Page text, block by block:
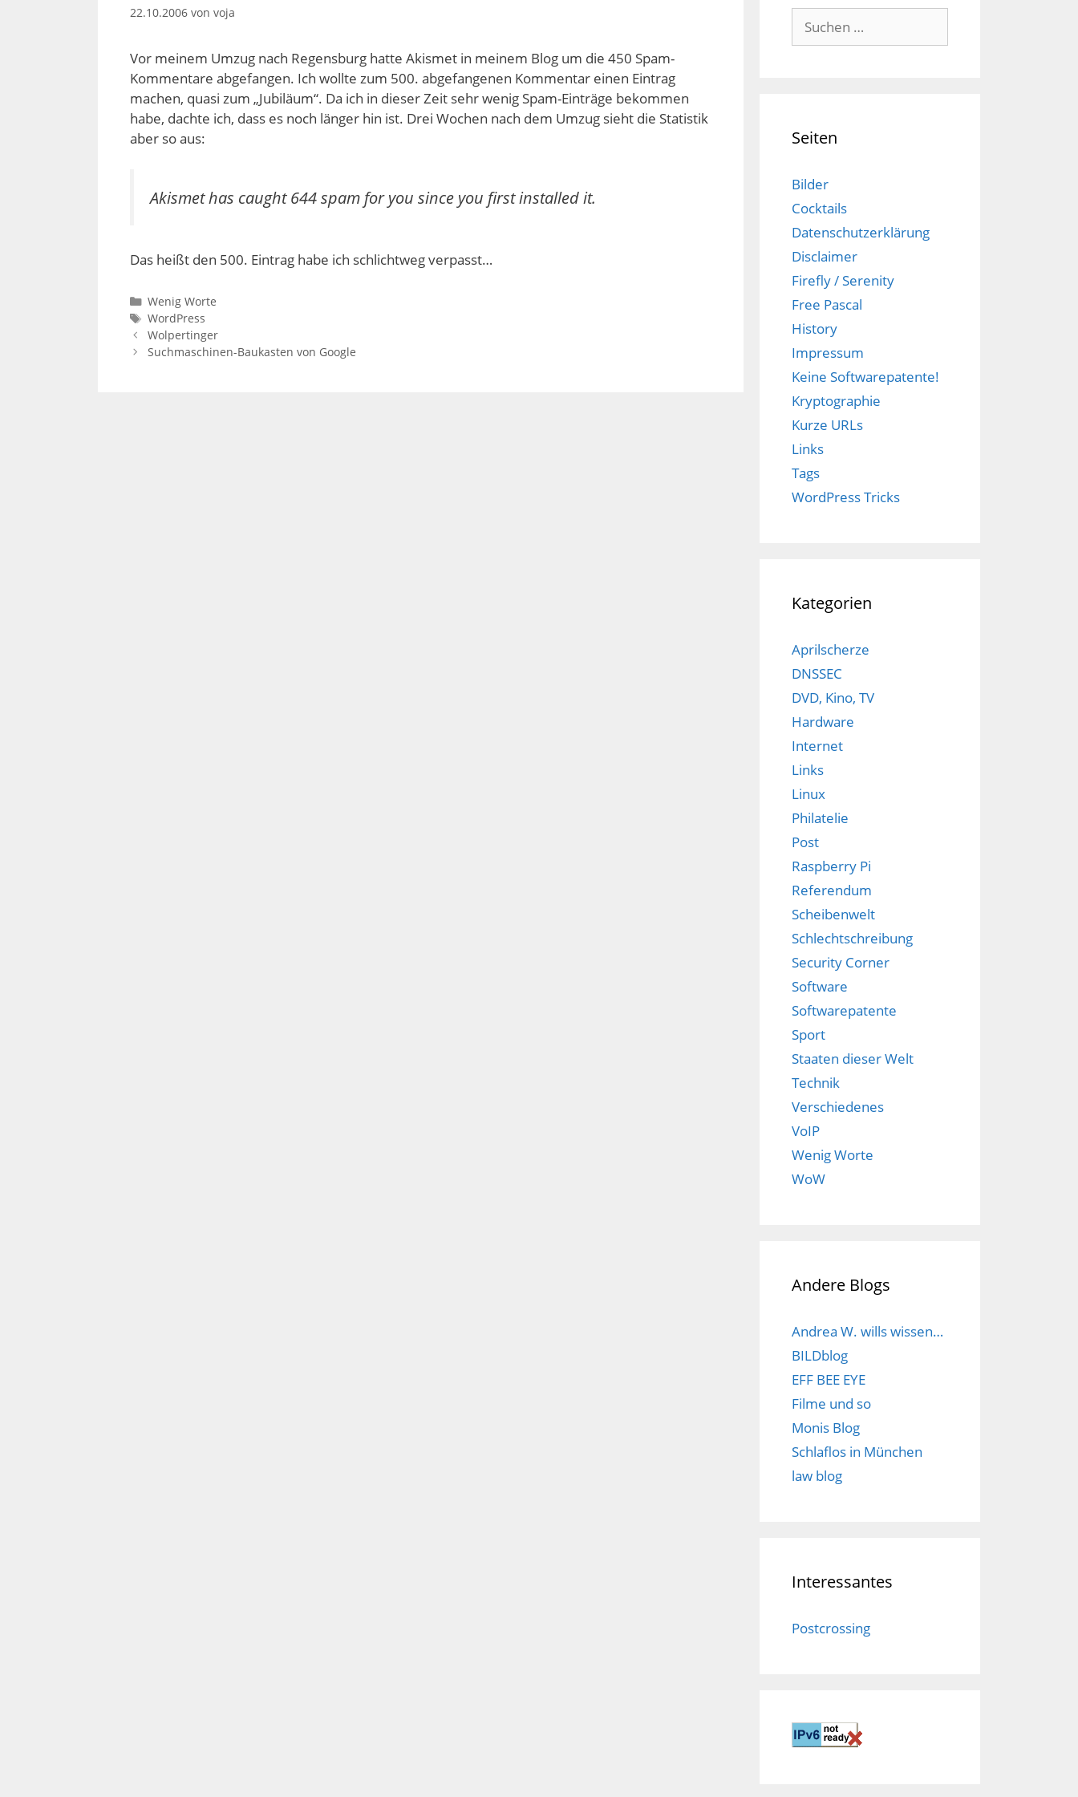
22.10.2006 von voja
Vor meinem Umzug nach Regensburg hatte Akismet in meinem Blog um die 450 Spam-
Kommentare abgefangen. Ich wollte zum 500. abgefangenen Kommentar einen Eintrag
machen, quasi zum „Jubiläum“. Da ich in dieser Zeit sehr wenig Spam-Einträge bekommen
habe, dachte ich, dass es noch länger hin ist. Drei Wochen nach dem Umzug sieht die Statistik
aber so aus:
Akismet has caught 644 spam for you since you first installed it.
Das heißt den 500. Eintrag habe ich schlichtweg verpasst…
Kategorien
Wenig Worte
Schlagwörter
WordPress
Wolpertinger
Suchmaschinen-Baukasten von Google
Suchen
nach:
Seiten
Bilder
Cocktails
Datenschutzerklärung
Disclaimer
Firefly / Serenity
Free Pascal
History
Impressum
Keine Softwarepatente!
Kryptographie
Kurze URLs
Links
Tags
WordPress Tricks
Kategorien
Aprilscherze
DNSSEC
DVD, Kino, TV
Hardware
Internet
Links
Linux
Philatelie
Post
Raspberry Pi
Referendum
Scheibenwelt
Schlechtschreibung
Security Corner
Software
Softwarepatente
Sport
Staaten dieser Welt
Technik
Verschiedenes
VoIP
Wenig Worte
WoW
Andere Blogs
Andrea W. wills wissen…
BILDblog
EFF BEE EYE
Filme und so
Monis Blog
Schlaflos in München
law blog
Interessantes
Postcrossing